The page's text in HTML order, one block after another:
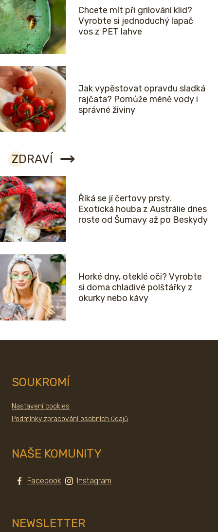
Chcete mít při grilování klid?
Vyrobte si jednoduchý lapač
vos z PET lahve
Jak vypěstovat opravdu sladká
rajčata? Pomůže méně vody i
správné živiny
ZDRAVÍ
Říká se jí čertovy prsty.
Exotická houba z Austrálie dnes
roste od Šumavy až po Beskydy
Horké dny, oteklé oči? Vyrobte
si doma chladivé polštářky z
okurky nebo kávy
SOUKROMÍ
Nastavení cookies
Podmínky zpracování osobních údajů
NAŠE KOMUNITY
Facebook Instagram
NEWSLETTER